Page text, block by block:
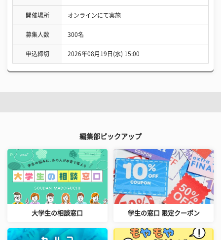
開催場所 オンラインにて実施
募集人数 300名
申込締切 2026年08月19日(水) 15:00
編集部ピックアップ
大学生の相談窓口 学生の窓口 限定クーポン